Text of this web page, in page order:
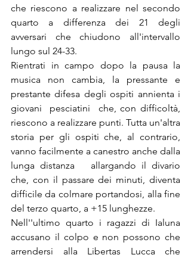
che riescono a realizzare nel secondo
quarto a differenza dei 21 degli
avversari che chiudono all'intervallo
lungo sul 24-33.
Rientrati in campo dopo la pausa la
musica non cambia, la pressante e
prestante difesa degli ospiti annienta i
giovani  pesciatini  che, con difficoltà,
riescono a realizzare punti. Tutta un'altra
storia per gli ospiti che, al contrario,
vanno facilmente a canestro anche dalla
lunga distanza   allargando il divario
che, con il passare dei minuti, diventa
difficile da colmare portandosi, alla fine
del terzo quarto, a +15 lunghezze.
Nell''ultimo quarto i ragazzi di Ialuna
accusano il colpo e non possono che
arrendersi alla Libertas Lucca che